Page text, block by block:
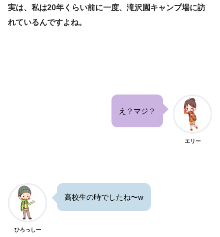
実は、私は20年くらい前に一度、滝沢園キャンプ場に訪
れているんですよね。
え？マジ？
エリー
ひろっしー
高校生の時でしたね〜w